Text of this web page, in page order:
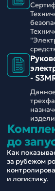
-
до
Как
за рубежом
и логистику.